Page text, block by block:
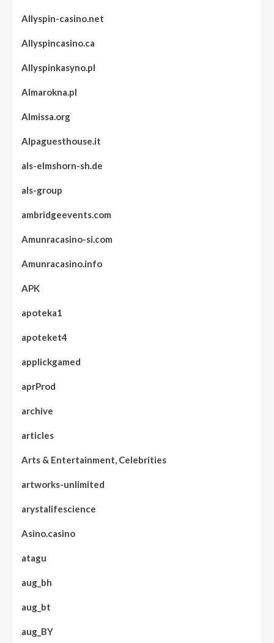
Allyspin-casino.net
Allyspincasino.ca
Allyspinkasyno.pl
Almarokna.pl
Almissa.org
Alpaguesthouse.it
als-elmshorn-sh.de
als-group
ambridgeevents.com
Amunracasino-si.com
Amunracasino.info
APK
apoteka1
apoteket4
applickgamed
aprProd
archive
articles
Arts & Entertainment, Celebrities
artworks-unlimited
arystalifescience
Asino.casino
atagu
aug_bh
aug_bt
aug_BY